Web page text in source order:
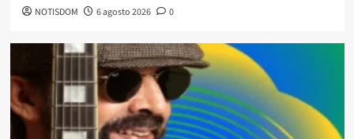
NOTISDOM 6 agosto 2026 0